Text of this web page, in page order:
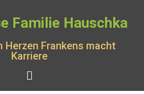
Familie Hauschka
Herzen Frankens macht
Karriere